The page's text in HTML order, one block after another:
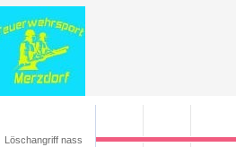
Löschangriff nass